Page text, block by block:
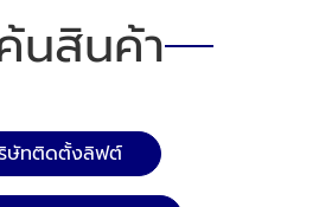
ฟต์ทำงานผิดปกติ พัดลมลิฟต์เสีย
หล่ลิฟต์ เปลี่ยน
ลิฟต์ ซ่อมพัดลมระบายอากาศ
นสินค้า
ษัทติดตั้งลิฟต์